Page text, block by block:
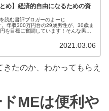
め】経済的自由になるための資
読む書評ブロガーのよーじ
。年収300万円台の29歳男性が、30歳ま
を目標に奮闘しています！そんな男の
2021.03.06
たのか、わかってもらえ
MEは便利や